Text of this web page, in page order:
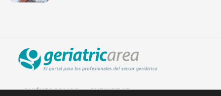
QUIÉNES SOMOS PUBLICIDAD